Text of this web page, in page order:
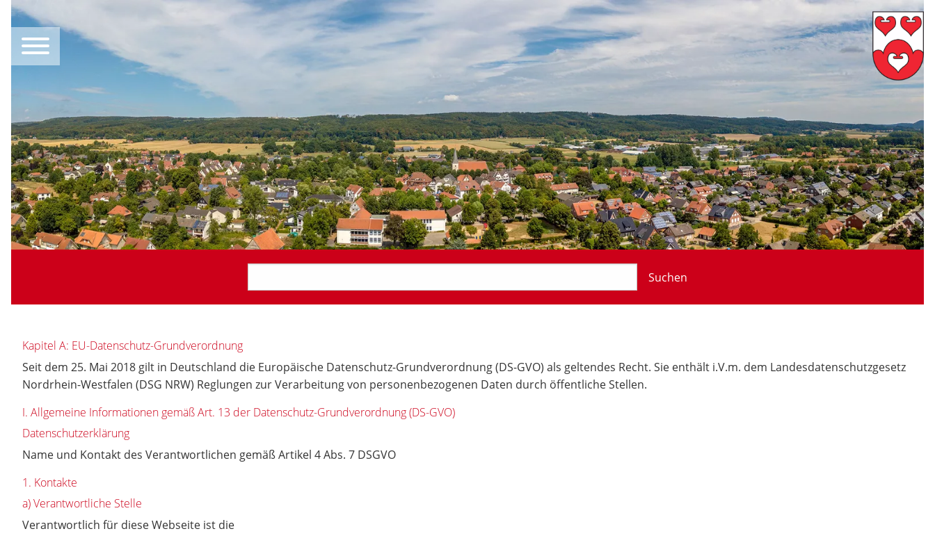
Suchen
Kapitel A: EU-Datenschutz-Grundverordnung
Seit dem 25. Mai 2018 gilt in Deutschland die Europäische Datenschutz-Grundverordnung (DS-GVO) als geltendes Recht. Sie enthält i.V.m. dem Landesdatenschutzgesetz
Nordrhein-Westfalen (DSG NRW) Reglungen zur Verarbeitung von personenbezogenen Daten durch öffentliche Stellen.
I. Allgemeine Informationen gemäß Art. 13 der Datenschutz-Grundverordnung (DS-GVO)
Datenschutzerklärung
Name und Kontakt des Verantwortlichen gemäß Artikel 4 Abs. 7 DSGVO
1. Kontakte
a) Verantwortliche Stelle
Verantwortlich für diese Webseite ist die